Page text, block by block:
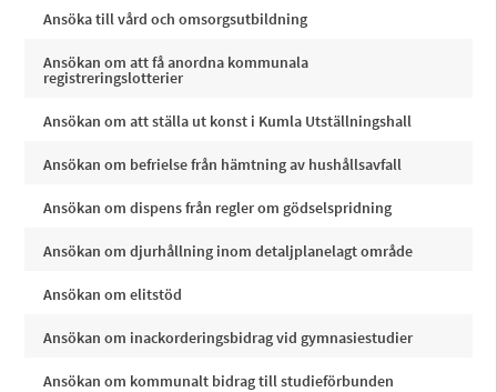
Ansöka till vård och omsorgsutbildning
Ansökan om att få anordna kommunala
registreringslotterier
Ansökan om att ställa ut konst i Kumla Utställningshall
Ansökan om befrielse från hämtning av hushållsavfall
Ansökan om dispens från regler om gödselspridning
Ansökan om djurhållning inom detaljplanelagt område
Ansökan om elitstöd
Ansökan om inackorderingsbidrag vid gymnasiestudier
Ansökan om kommunalt bidrag till studieförbunden